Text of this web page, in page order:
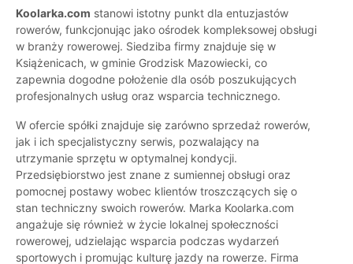
Koolarka.com stanowi istotny punkt dla entuzjastów
rowerów, funkcjonując jako ośrodek kompleksowej obsługi
w branży rowerowej. Siedziba firmy znajduje się w
Książenicach, w gminie Grodzisk Mazowiecki, co
zapewnia dogodne położenie dla osób poszukujących
profesjonalnych usług oraz wsparcia technicznego.
W ofercie spółki znajduje się zarówno sprzedaż rowerów,
jak i ich specjalistyczny serwis, pozwalający na
utrzymanie sprzętu w optymalnej kondycji.
Przedsiębiorstwo jest znane z sumiennej obsługi oraz
pomocnej postawy wobec klientów troszczących się o
stan techniczny swoich rowerów. Marka Koolarka.com
angażuje się również w życie lokalnej społeczności
rowerowej, udzielając wsparcia podczas wydarzeń
sportowych i promując kulturę jazdy na rowerze. Firma